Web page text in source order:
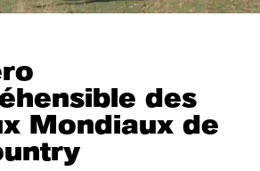
des
Mondiaux de